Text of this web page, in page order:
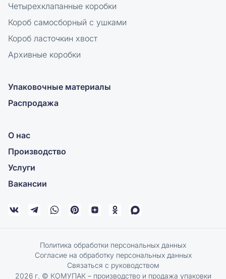
Четырехклапанные коробки
Короб самосборный с ушками
Короб ласточкин хвост
Архивные коробки
Упаковочные материалы
Распродажа
О нас
Производство
Услуги
Вакансии
Политика обработки персональных данных
Согласие на обработку персональных данных
Связаться с руководством
2026 г. © КОМУПАК – производство и продажа упаковки